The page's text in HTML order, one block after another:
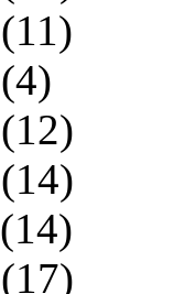
(11)
(4)
(12)
(14)
(14)
(17)